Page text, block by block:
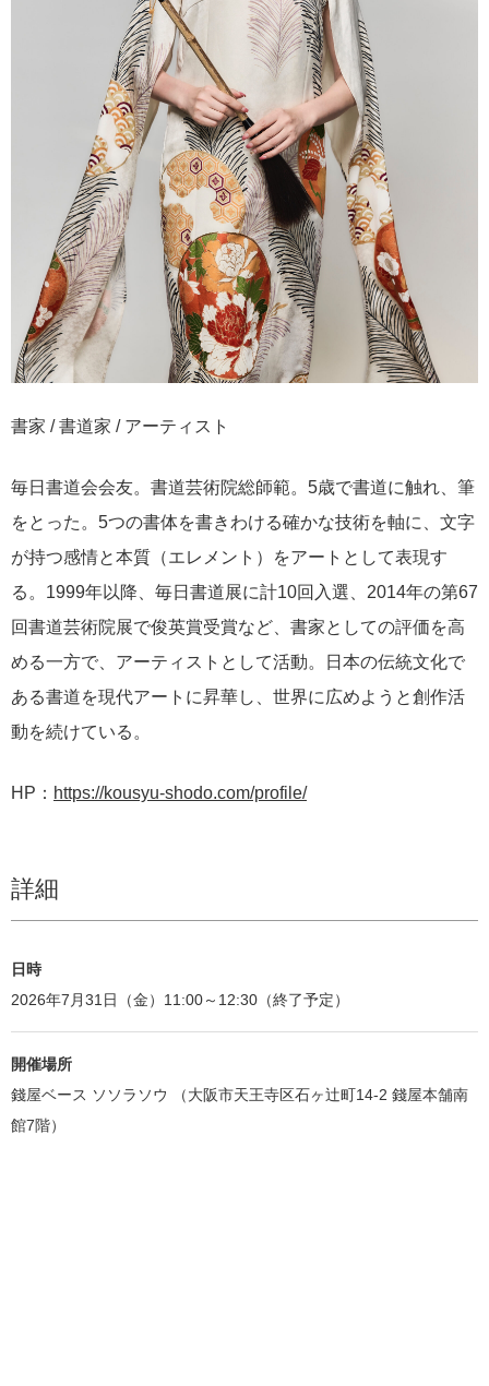
書家 / 書道家 / アーティスト
毎日書道会会友。書道芸術院総師範。5歳で書道に触れ、筆
をとった。5つの書体を書きわける確かな技術を軸に、文字
が持つ感情と本質（エレメント）をアートとして表現す
る。1999年以降、毎日書道展に計10回入選、2014年の第67
回書道芸術院展で俊英賞受賞など、書家としての評価を高
める一方で、アーティストとして活動。日本の伝統文化で
ある書道を現代アートに昇華し、世界に広めようと創作活
動を続けている。
HP： https://kousyu-shodo.com/profile/
詳細
日時
2026年7月31日（金）11:00～12:30（終了予定）
開催場所
錢屋ベース ソソラソウ （大阪市天王寺区石ヶ辻町14-2 錢屋本舗南
館7階）